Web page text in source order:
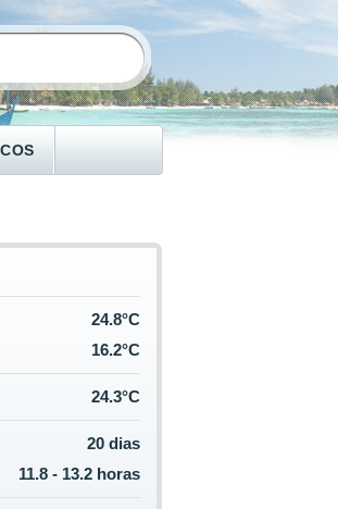
24.8°C
16.2°C
24.3°C
20 dias
11.8 - 13.2 horas